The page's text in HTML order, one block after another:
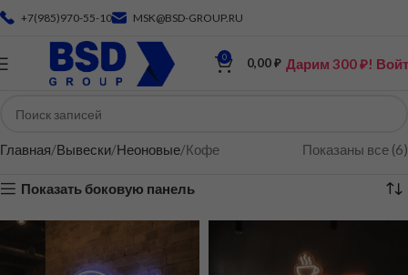
+7(985)970-55-10 MSK@BSD-GROUP.RU
0 0,00₽ Дарим 300 ₽!
Главная Вывески Неоновые Кофе Показаны все (6)
Показать боковую панель